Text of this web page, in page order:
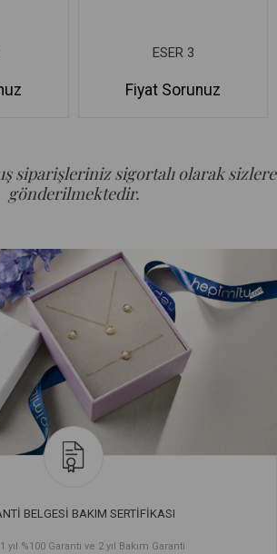
ESER 3
Fiyat Sorunuz
siparişleriniz sigortalı olarak sizlere
gönderilmektedir.
BELGESİ BAKIM SERTİFİKASI
yıl %100 Garanti ve 2 yıl Bakım Garanti